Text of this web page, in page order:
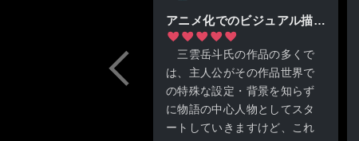
アニメ化でのビジュアル描写の恩恵が凄い作品。
三雲岳斗氏の作品の多くで
は、主人公がその作品世界で
の特殊な設定・背景を知らず
に物語の中心人物としてスタ
ートしていきますけど、これ